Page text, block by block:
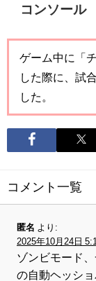
コンソール
ゲーム中に「
した際に、試
した。
コメント一覧
匿名 より:
2025年10月24日
ゾンビモード
の自動ヘッシ